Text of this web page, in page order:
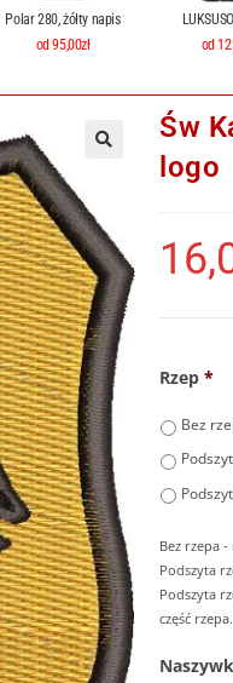
Polar 280, żółty napis
od 95,00zł
od
Św
logo
Rzep *
Bez
Bez rzepa
Podszyta
Podszyta
część rzepa.